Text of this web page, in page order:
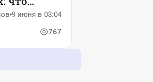
в
9 июня в 03:04
767